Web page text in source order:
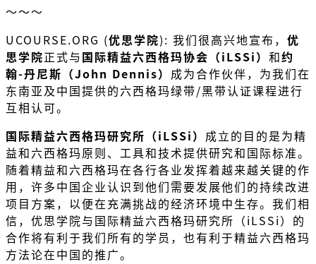
～～～
UCOURSE.ORG (优思学院): 我们很高兴地宣布， 优
思学院正式与国际精益六西格玛协会（iLSSi） 和约
翰-丹尼斯（John Dennis） 成为合作伙伴，为我们在
东南亚及中国提供的六西格玛绿带/黑带认证课程进行
互相认可。
国际精益六西格玛研究所（iLSSi） 成立的目的是为精
益和六西格玛原则、工具和技术提供研究和国际标准。
随着精益和六西格玛在各行各业发挥着越来越关键的作
用，许多中国企业认识到他们需要发展他们的持续改进
项目方案，以便在充满挑战的经济环境中生存。我们相
信，优思学院与国际精益六西格玛研究所（iLSSi）的
合作将有利于我们所有的学员，也有利于精益六西格玛
方法论在中国的推广。